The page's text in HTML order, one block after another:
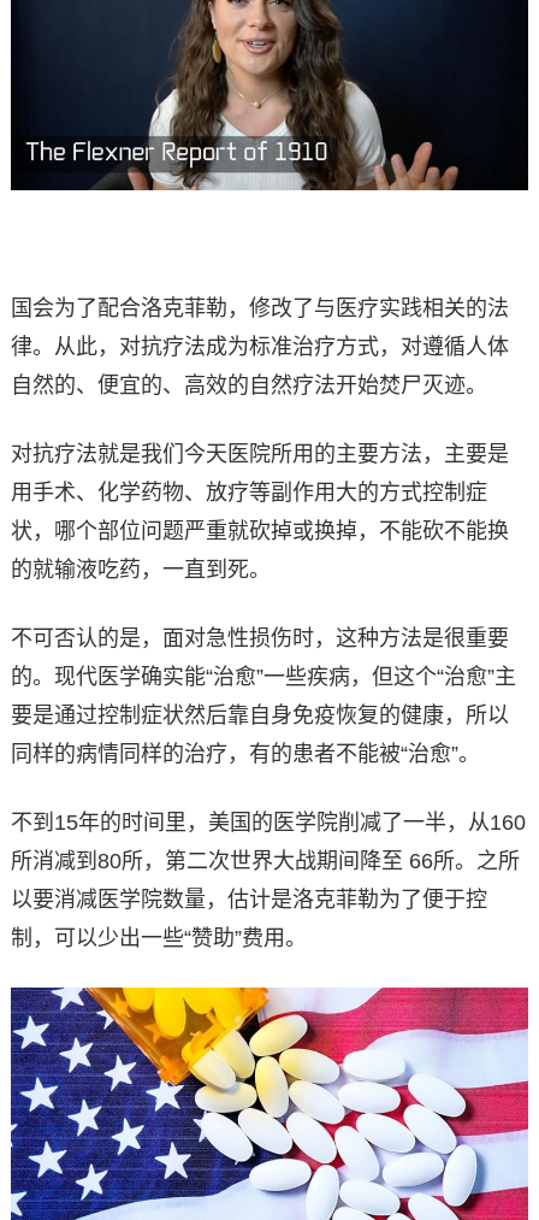
国会为了配合洛克菲勒，修改了与医疗实践相关的法
律。从此，对抗疗法成为标准治疗方式，对遵循人体
自然的、便宜的、高效的自然疗法开始焚尸灭迹。
对抗疗法就是我们今天医院所用的主要方法，主要是
用手术、化学药物、放疗等副作用大的方式控制症
状，哪个部位问题严重就砍掉或换掉，不能砍不能换
的就输液吃药，一直到死。
不可否认的是，面对急性损伤时，这种方法是很重要
的。现代医学确实能“治愈”一些疾病，但这个“治愈”主
要是通过控制症状然后靠自身免疫恢复的健康，所以
同样的病情同样的治疗，有的患者不能被“治愈”。
不到15年的时间里，美国的医学院削减了一半，从160
所消减到80所，第二次世界大战期间降至 66所。之所
以要消减医学院数量，估计是洛克菲勒为了便于控
制，可以少出一些“赞助”费用。